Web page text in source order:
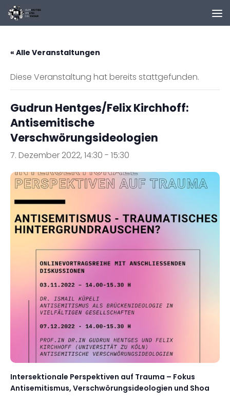
Zum Inhalt springen
« Alle Veranstaltungen
Diese Veranstaltung hat bereits stattgefunden.
Gudrun Hentges/Felix Kirchhoff:
Antisemitische
Verschwörungsideologien
7. Dezember 2022, 14:30 - 15:30
Intersektionale Perspektiven auf Trauma – Fokus
Antisemitismus, Verschwörungsideologien und Shoa